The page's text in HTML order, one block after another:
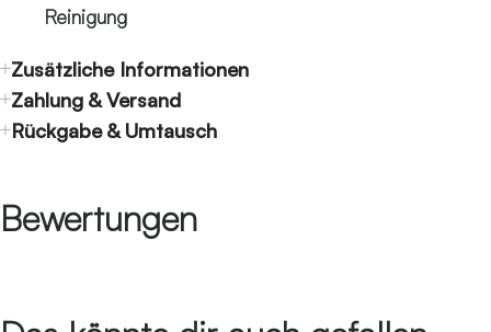
Reinigung
Zusätzliche Informationen
Zahlung & Versand
Rückgabe & Umtausch
Bewertungen